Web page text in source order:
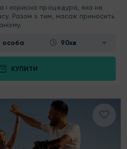
і корисна процедура, яка не
Разом з тим, масаж приносить
особа 90хв
КУПИТИ